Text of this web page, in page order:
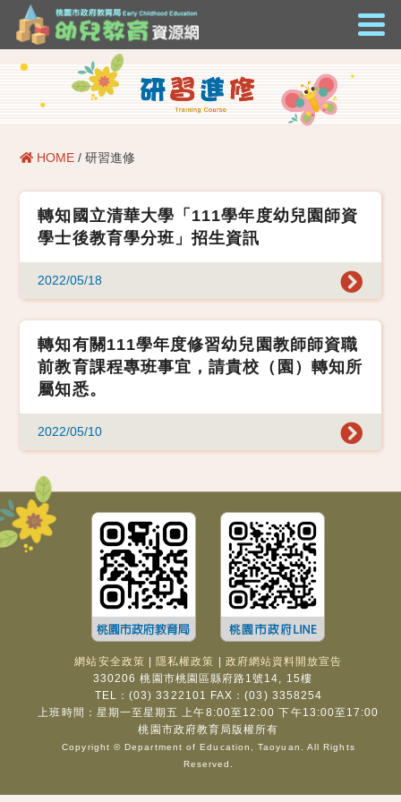
HOME / 研習進修
轉知國立清華大學「111學年度幼兒園師資
學士後教育學分班」招生資訊
2022/05/18
轉知有關111學年度修習幼兒園教師師資職
前教育課程專班事宜，請貴校（園）轉知所
屬知悉。
2022/05/10
網站安全政策 |隱私權政策 | 政府網站資料開放宣告
330206 桃園市桃園區縣府路1號14, 15樓
TEL：(03) 3322101 FAX：(03) 3358254
上班時間：星期一至星期五 上午8:00至12:00 下午13:00至17:00
桃園市政府教育局版權所有
Copyright © Department of Education, Taoyuan. All Rights
Reserved.